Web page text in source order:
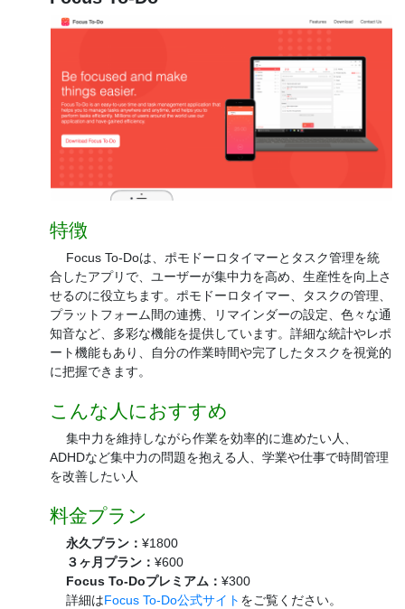
特徴
Focus To-Doは、ポモドーロタイマーとタスク管理を統
合したアプリで、ユーザーが集中力を高め、生産性を向上さ
せるのに役立ちます。ポモドーロタイマー、タスクの管理、
プラットフォーム間の連携、リマインダーの設定、色々な通
知音など、多彩な機能を提供しています。詳細な統計やレポ
ート機能もあり、自分の作業時間や完了したタスクを視覚的
に把握できます。
こんな人におすすめ
集中力を維持しながら作業を効率的に進めたい人、
ADHDなど集中力の問題を抱える人、学業や仕事で時間管理
を改善したい人
料金プラン
永久プラン：¥1800
３ヶ月プラン：¥600
Focus To-Doプレミアム：¥300
詳細はFocus To-Do公式サイト をご覧ください。